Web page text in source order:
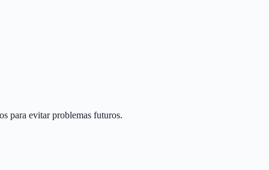
para evitar problemas futuros.